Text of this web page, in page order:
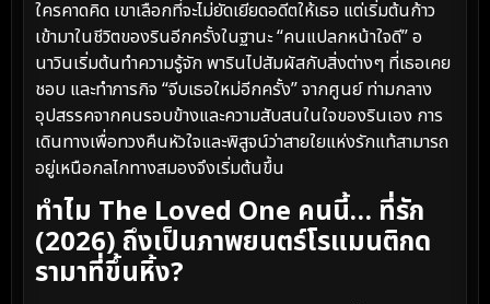
ใครคาดคิด เขาเลือกที่จะไม่ยัดเยียดอดีตให้เธอ แต่เริ่มต้นก้าว
เข้ามาในชีวิตของรินอีกครั้งในฐานะ “คนแปลกหน้าใจดี” อ
นาวินเริ่มต้นทำความรู้จัก พารินไปสัมผัสกับสิ่งต่างๆ ที่เธอเคย
ชอบ และทำภารกิจ “จีบเธอใหม่อีกครั้ง” จากศูนย์ ท่ามกลาง
อุปสรรคจากคนรอบข้างและความสับสนในใจของรินเอง การ
เดินทางเพื่อทวงคืนหัวใจและพิสูจน์ว่าสายใยแห่งรักแท้สามารถ
อยู่เหนือกลไกทางสมองจึงเริ่มต้นขึ้น
ทำไม The Loved One คนนี้… ที่รัก
(2026) ถึงเป็นภาพยนตร์โรแมนติกด
รามาที่ขึ้นหิ้ง?